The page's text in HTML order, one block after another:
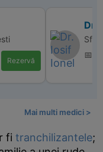
Rezervă
Dr.
📅
Mai multi medici >
fi tranchilizantele;